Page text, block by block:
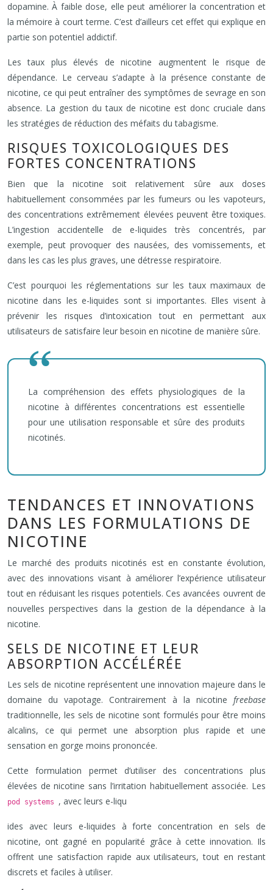
dopamine. À faible dose, elle peut améliorer la concentration et
la mémoire à court terme. C’est d’ailleurs cet effet qui explique en
partie son potentiel addictif.
Les taux plus élevés de nicotine augmentent le risque de
dépendance. Le cerveau s’adapte à la présence constante de
nicotine, ce qui peut entraîner des symptômes de sevrage en son
absence. La gestion du taux de nicotine est donc cruciale dans
les stratégies de réduction des méfaits du tabagisme.
RISQUES TOXICOLOGIQUES DES
FORTES CONCENTRATIONS
Bien que la nicotine soit relativement sûre aux doses
habituellement consommées par les fumeurs ou les vapoteurs,
des concentrations extrêmement élevées peuvent être toxiques.
L’ingestion accidentelle de e-liquides très concentrés, par
exemple, peut provoquer des nausées, des vomissements, et
dans les cas les plus graves, une détresse respiratoire.
C’est pourquoi les réglementations sur les taux maximaux de
nicotine dans les e-liquides sont si importantes. Elles visent à
prévenir les risques d’intoxication tout en permettant aux
utilisateurs de satisfaire leur besoin en nicotine de manière sûre.
La compréhension des effets physiologiques de la
nicotine à différentes concentrations est essentielle
pour une utilisation responsable et sûre des produits
nicotinés.
TENDANCES ET INNOVATIONS
DANS LES FORMULATIONS DE
NICOTINE
Le marché des produits nicotinés est en constante évolution,
avec des innovations visant à améliorer l’expérience utilisateur
tout en réduisant les risques potentiels. Ces avancées ouvrent de
nouvelles perspectives dans la gestion de la dépendance à la
nicotine.
SELS DE NICOTINE ET LEUR
ABSORPTION ACCÉLÉRÉE
Les sels de nicotine représentent une innovation majeure dans le
domaine du vapotage. Contrairement à la nicotine freebase
traditionnelle, les sels de nicotine sont formulés pour être moins
alcalins, ce qui permet une absorption plus rapide et une
sensation en gorge moins prononcée.
Cette formulation permet d’utiliser des concentrations plus
élevées de nicotine sans l’irritation habituellement associée. Les
pod systems , avec leurs e-liqu
ides avec leurs e-liquides à forte concentration en sels de
nicotine, ont gagné en popularité grâce à cette innovation. Ils
offrent une satisfaction rapide aux utilisateurs, tout en restant
discrets et faciles à utiliser.